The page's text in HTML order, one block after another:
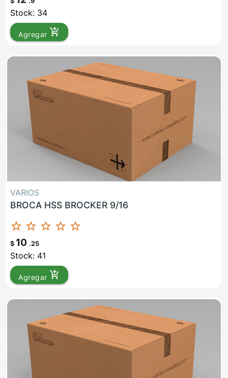
Stock: 34
Agregar add_shopping_cart
VARIOS
BROCA HSS BROCKER 9/16
star_border star_border star_border star_border star_border
$ 10 .25
Stock: 41
Agregar add_shopping_cart